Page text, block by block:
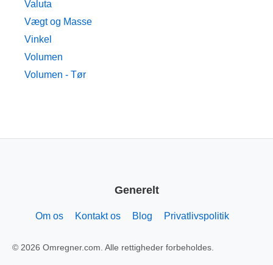
Valuta
Vægt og Masse
Vinkel
Volumen
Volumen - Tør
Generelt
Om os Kontakt os Blog Privatlivspolitik
© 2026 Omregner.com. Alle rettigheder forbeholdes.